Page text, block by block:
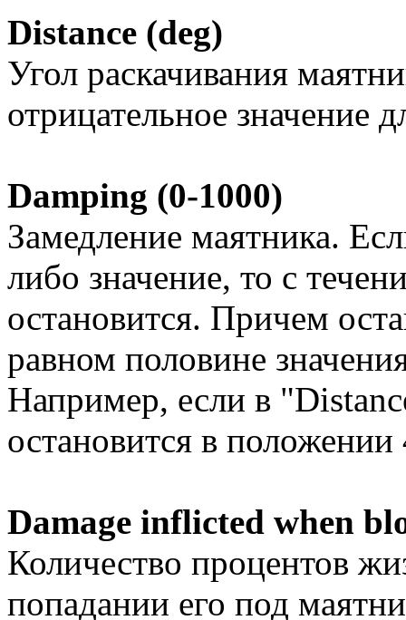
Distance (deg)
Угол раскачивания
отрицательное значение
Damping (0-1000)
Замедление маятника.
либо значение, то с
остановится. Причем
равном половине
Например, если в
остановится в
Damage inflicted when
Количество процентов
попадании его под